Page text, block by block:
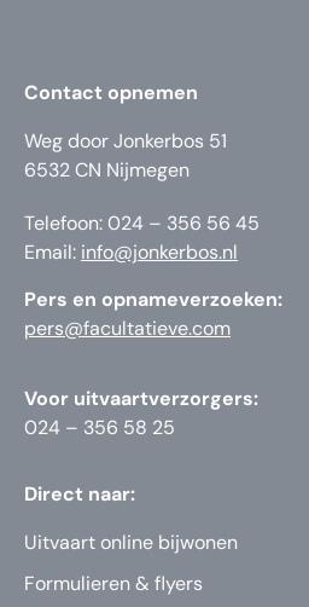
Contact opnemen
Weg door Jonkerbos 51
6532 CN Nijmegen
Telefoon: 024 – 356 56 45
Email: info@jonkerbos.nl
Pers en opnameverzoeken:
pers@facultatieve.com
Voor uitvaartverzorgers:
024 – 356 58 25
Direct naar:
Uitvaart online bijwonen
Formulieren & flyers